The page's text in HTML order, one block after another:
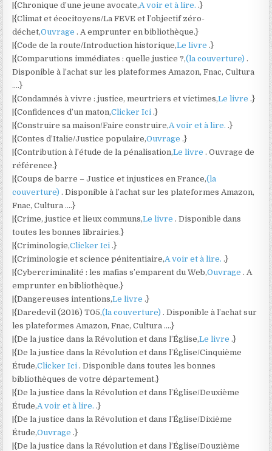
|{Chronique d’une jeune avocate,A voir et à lire..}
|{Climat et écocitoyens/La FEVE et l’objectif zéro-
déchet,Ouvrage. A emprunter en bibliothèque.}
|{Code de la route/Introduction historique,Le livre.}
|{Comparutions immédiates : quelle justice ?,(la couverture).
Disponible à l’achat sur les plateformes Amazon, Fnac, Cultura
….}
|{Condamnés à vivre : justice, meurtriers et victimes,Le livre.}
|{Confidences d’un maton,Clicker Ici.}
|{Construire sa maison/Faire construire,A voir et à lire..}
|{Contes d’Italie/Justice populaire,Ouvrage.}
|{Contribution à l’étude de la pénalisation,Le livre. Ouvrage de
référence.}
|{Coups de barre – Justice et injustices en France,(la
couverture). Disponible à l’achat sur les plateformes Amazon,
Fnac, Cultura ….}
|{Crime, justice et lieux communs,Le livre. Disponible dans
toutes les bonnes librairies.}
|{Criminologie,Clicker Ici.}
|{Criminologie et science pénitentiaire,A voir et à lire..}
|{Cybercriminalité : les mafias s’emparent du Web,Ouvrage. A
emprunter en bibliothèque.}
|{Dangereuses intentions,Le livre.}
|{Daredevil (2016) T05,(la couverture). Disponible à l’achat sur
les plateformes Amazon, Fnac, Cultura ….}
|{De la justice dans la Révolution et dans l’Église,Le livre.}
|{De la justice dans la Révolution et dans l’Église/Cinquième
Étude,Clicker Ici. Disponible dans toutes les bonnes
bibliothèques de votre département.}
|{De la justice dans la Révolution et dans l’Église/Deuxième
Étude,A voir et à lire..}
|{De la justice dans la Révolution et dans l’Église/Dixième
Étude,Ouvrage.}
|{De la justice dans la Révolution et dans l’Église/Douzième